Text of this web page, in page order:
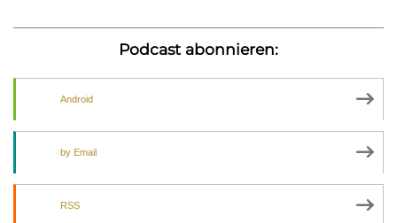
Podcast abonnieren:
Android
by Email
RSS